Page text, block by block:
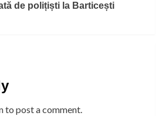
de polițiști la Barticești
to post a comment.